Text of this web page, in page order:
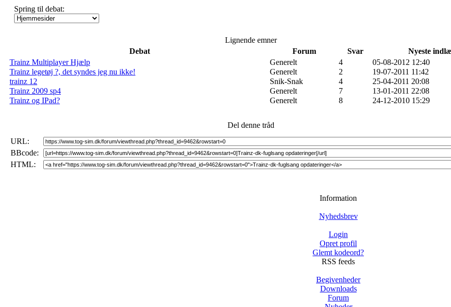
Spring til debat:
Lignende emner
Debat
Forum Svar
Nyeste
Trainz Multiplayer Hjælp
Generelt 4
05-08-2012 12:40
Trainz legetøj ?, det syndes jeg nu ikke!
Generelt 2
19-07-2011 11:42
trainz 12
Snik-Snak 4
25-04-2011 20:08
Trainz 2009 sp4
Generelt 7
13-01-2011 22:08
Trainz og IPad?
Generelt 8 24-12-2010 15:29
Del denne tråd
URL:
BBcode:
HTML:
Information
Nyhedsbrev
Login
Opret profil
Glemt kodeord?
RSS feeds
Begivenheder
Downloads
Forum